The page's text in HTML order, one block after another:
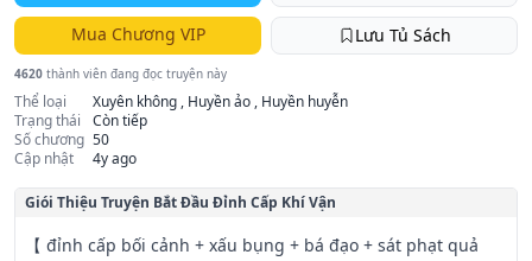
Mua Chương VIP Lưu Tủ Sách
4620 thành viên đang đọc truyện này
Thể loại
Xuyên không , Huyền ảo , Huyền huyễn
Trạng thái
Còn tiếp
Số chương 50
Cập nhật
4y ago
Giói Thiệu Truyện Bắt Đầu Đỉnh Cấp Khí Vận
【 đỉnh cấp bối cảnh + xấu bụng + bá đạo + sát phạt quả